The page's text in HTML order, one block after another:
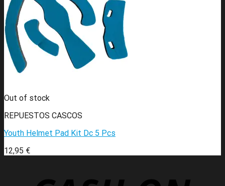
Out of stock
REPUESTOS CASCOS
Youth Helmet Pad Kit Dc 5 Pcs
12,95 €